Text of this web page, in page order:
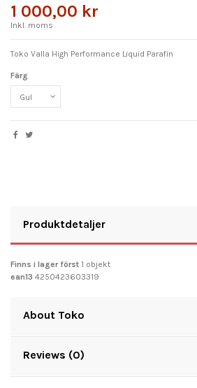
1 000,00 kr
Inkl. moms
Toko Valla High Performance Liquid Parafin
Färg
Produktdetaljer
Finns i lager först 1 objekt
ean13 4250423603319
About Toko
Reviews (0)